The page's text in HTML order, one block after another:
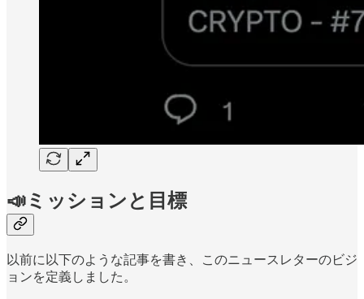
📣ミッションと目標
以前に以下のような記事を書き、このニュースレターのビジ
ョンを定義しました。